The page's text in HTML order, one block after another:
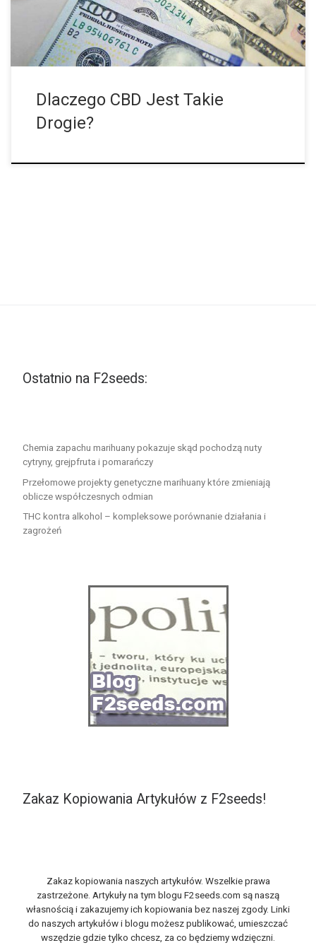
być drogie, ale mogą wyglądać na droższe niż są. Musisz
pamiętać, że produkty te są zwykle dostępne w […]
Dlaczego CBD Jest Takie
Drogie?
Ostatnio na F2seeds:
Chemia zapachu marihuany pokazuje skąd pochodzą nuty
cytryny, grejpfruta i pomarańczy
Przełomowe projekty genetyczne marihuany które zmieniają
oblicze współczesnych odmian
THC kontra alkohol – kompleksowe porównanie działania i
zagrożeń
Zakaz Kopiowania Artykułów z F2seeds!
Zakaz kopiowania naszych artykułów. Wszelkie prawa
zastrzeżone. Artykuły na tym blogu F2seeds.com są naszą
własnością i zakazujemy ich kopiowania bez naszej zgody. Linki
do naszych artykułów i blogu możesz publikować, umieszczać
wszędzie gdzie tylko chcesz, za co będziemy wdzięczni.